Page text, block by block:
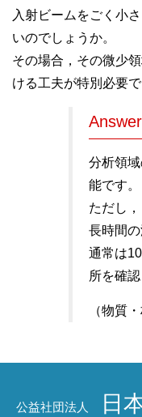
入射ビームをごく小
いのでしょうか。
その場合，その微少
ける工夫が特別必要で
Answer
分析領
能です。
ただし
長時間の
通常は
所を確
（物質
公益社団法人 日